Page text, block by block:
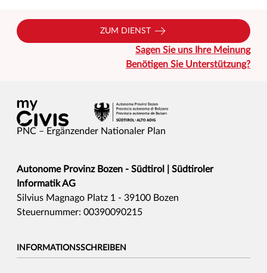
Sagen Sie uns Ihre Meinung
Benötigen Sie Unterstützung?
ZUM DIENST
PNC – Ergänzender Nationaler Plan
Autonome Provinz Bozen - Südtirol | Südtiroler
Informatik AG
Silvius Magnago Platz 1 - 39100 Bozen
Steuernummer: 00390090215
INFORMATIONSSCHREIBEN